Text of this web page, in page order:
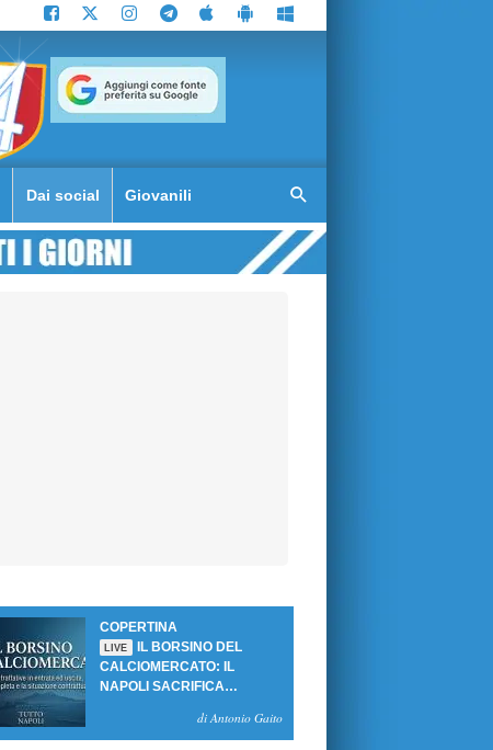
Dai social Giovanili
COPERTINA
LIVE
IL BORSINO DEL
CALCIOMERCATO: IL
NAPOLI SACRIFICA
SBLOCCANO ARRIVIdi Antonio Gaito